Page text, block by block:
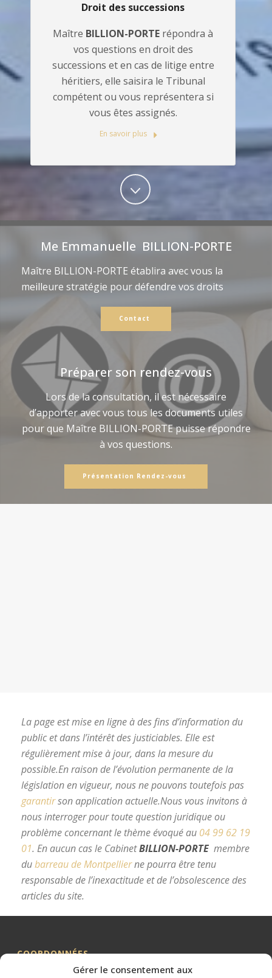
Gérer le consentement aux
Droit des successions
Maître BILLION-PORTE répondra à
vos questions en droit des
successions et en cas de litige entre
héritiers, elle saisira le Tribunal
compétent ou vous représentera si
vous êtes assignés.
En savoir plus
Me Emmanuelle BILLION-PORTE
Maître BILLION-PORTE établira avec vous la
meilleure stratégie pour défendre vos droits
Contact
Préparer son rendez-vous
Lors de la consultation, il est nécessaire
d’apporter avec vous tous les documents utiles
pour que Maître BILLION-PORTE puisse répondre
à vos questions.
Présentation Rendez-vous
La page est mise en ligne à des fins d’information du
public et dans l’intérêt des justiciables. Elle est
régulièrement mise à jour, dans la mesure du
possible.En raison de l’évolution permanente de la
législation en vigueur, nous ne pouvons toutefois pas
garantirson application actuelle.Nous vous invitons à
nous interroger pour toute question juridique ou
problème concernant le thème évoqué au 04 99 62 19
01. En aucun cas le CabinetBILLION-PORTE membre
dubarreau de Montpellierne pourra être tenu
responsable de l’inexactitude et de l’obsolescence des
articles du site.
COORDONNÉES
Me BILLION-PORTE